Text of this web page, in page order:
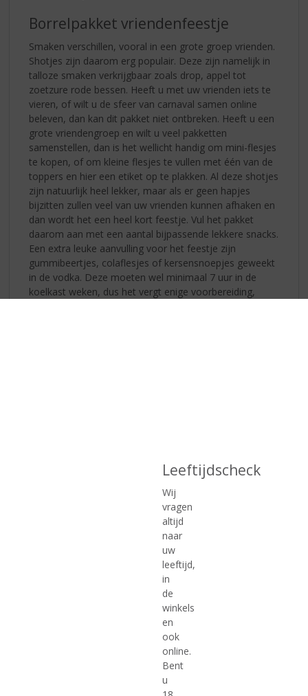
Leeftijdscheck
Wij
vragen
altijd
naar
uw
leeftijd,
in
de
winkels
en
ook
online.
Bent
u
Borrelpakket vriendenfeestje
Smaken verschillen, vooral in een grote groep vrienden.
Shotjes zijn daarom erg populair. Deze zijn namelijk in
talloze smaken verkrijgbaar zoals drop, appel tot
zoetzure rode bessen. Heeft u met uw vrienden iets te
vieren, of wilt u de sfeer van carnaval samen online
beleven, dan kan dit pakket niet ontbreken. Heeft u een
grote vriendengroep en wilt u veel pakketten
samenstellen, dan is het wellicht handig om mini-flesjes
te kopen, of om kleine flesjes te vullen met één van de
toppers en hier een etiket op te plakken. Al deze shotjes
zijn natuurlijk heel lekker, maar als er geen hapjes
bijzitten zullen veel van uw vrienden kunnen afhaken en
dan wordt het een heel kort feestje. Vul het pakket
daarom aan met een aantal bijpassende lekkere snacks.
Een extra leuke aanvulling voor het feestje zijn
gummibeertjes, colaflesjes of kersensnoepjes geweekt
in de vodka. Deze moeten wel minimaal 7 uur in de
koelkast weken, dus het vergt enige voorbereiding,